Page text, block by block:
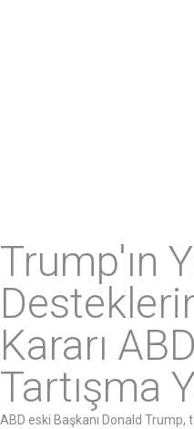
Trump'ın
Kararı
Tartışma
ABD eski Başkanı Donald